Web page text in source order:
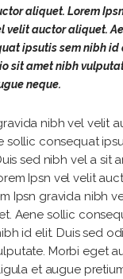
aliquet. Lorem
velit auctor aliquet.
ipsutis sem nibh id
sit amet nibh
neque.
nibh vel velit
sollic consequat
sed nibh vel a sit
Ipsn vel velit
Ipsn gravida nibh
Aene sollic
id elit. Duis sed
Morbi eget
et augue